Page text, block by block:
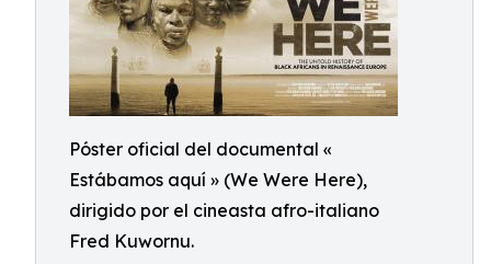
Póster oficial del documental «
Estábamos aquí » (We Were Here),
dirigido por el cineasta afro-italiano
Fred Kuwornu.